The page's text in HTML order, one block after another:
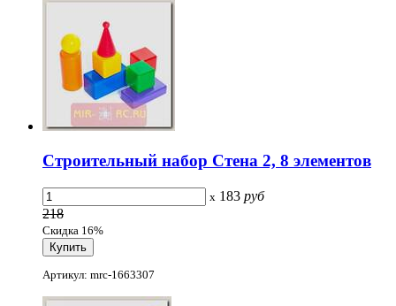
Строительный набор Стена 2, 8 элементов
x 183 руб
218
Скидка 16%
Артикул: mrc-1663307